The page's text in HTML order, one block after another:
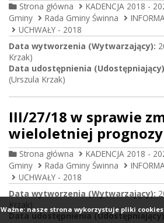
Strona główna KADENCJA 2018 -
Gminy
Rada Gminy Świnna
UCHWAŁY - 2018
Data wytworzenia (Wytwarzający):
Krzak)
Data udostępnienia
(Urszula Krzak)
III/27/18 w sprawie
wieloletniej
Strona główna KADENCJA 2018 -
Gminy
Rada Gminy Świnna
UCHWAŁY - 2018
Data wytworzenia (Wytwarzający):
Krzak)
Data udostępnienia
Ważne: nasze strona wykorzystuje pliki